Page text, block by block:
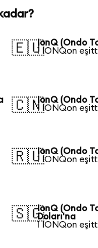
🇪🇺IonQ (Ondo
1 IONQon
🇨🇳IonQ (Ondo
1 IONQon
🇷🇺IonQ (Ondo
1 IONQon
🇸🇬IonQ (Ondo
Doları'na
1 IONQon